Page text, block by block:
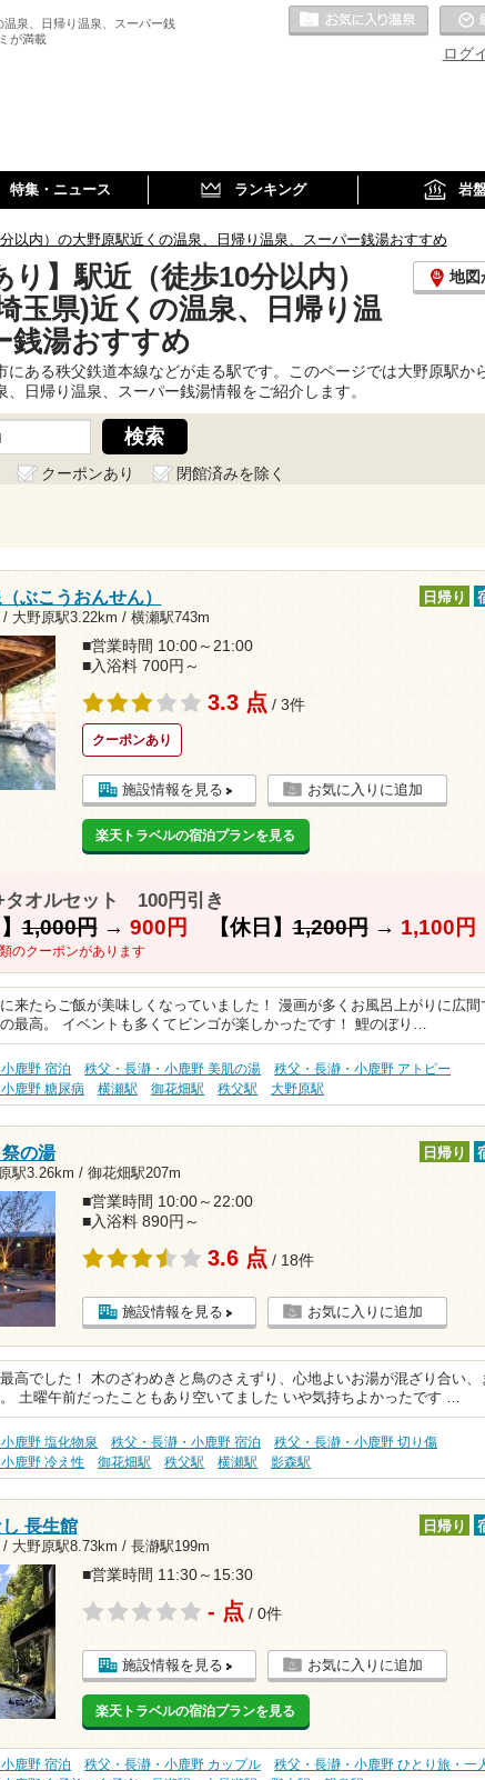
泉、日帰り温泉、スーパー銭
が満載
ログ
お気に
特集・ニュース ランキング 岩
以内）の大野原駅近くの温泉、日帰り温泉、スーパー銭湯おすすめ
り】駅近（徒歩10分以内）
玉県)近くの温泉、日帰り温
銭湯おすすめ
地図
にある秩父鉄道本線などが走る駅です。このページでは大野原駅か
日帰り温泉、スーパー銭湯情報をご紹介します。
クーポンあり
閉館済みを除く
ぶこうおんせん）
/ 大野原駅3.22km / 横瀬駅743m
日帰り
■営業時間 10:00～21:00
■入浴料 700円～
3.3 点 / 3件
クーポンあり
施設情報を見る お気に入りに追加
楽天トラベルの宿泊プランを見る
タオルセット 100円引き
1,000円→ 900円 【休日】1,200円→ 1,100円
のクーポンがあります
来たらご飯が美味しくなっていました！ 漫画が多くお風呂上がりに広間
最高。 イベントも多くてビンゴが楽しかったです！ 鯉のぼり…
鹿野 宿泊 秩父・長瀞・小鹿野 美肌の湯
秩父・長瀞・小鹿野 アトピー
鹿野 糖尿病
横瀬駅 御花畑駅 秩父駅 大野原駅
の湯
駅3.26km / 御花畑駅207m
日帰り
■営業時間 10:00～22:00
■入浴料 890円～
3.6 点 / 18件
施設情報を見る お気に入りに追加
高でした！ 木のざわめきと鳥のさえずり、心地よいお湯が混ざり合い、
土曜午前だったこともあり空いてました いや気持ちよかったです …
鹿野 塩化物泉 秩父・長瀞・小鹿野 宿泊
秩父・長瀞・小鹿野 切り傷
鹿野 冷え性
御花畑駅 秩父駅 横瀬駅 影森駅
長生館
/ 大野原駅8.73km / 長瀞駅199m
日帰り
■営業時間 11:30～15:30
- 点 / 0件
施設情報を見る お気に入りに追加
楽天トラベルの宿泊プランを見る
鹿野 宿泊 秩父・長瀞・小鹿野 カップル
秩父・長瀞・小鹿野 ひとり旅・一